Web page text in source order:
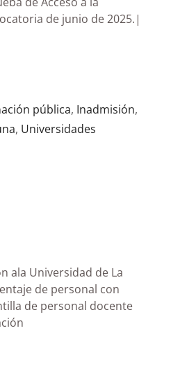
de junio de 2025.|
pública, Inadmisión,
, Universidades
ala Universidad de La
de personal con
de personal docente